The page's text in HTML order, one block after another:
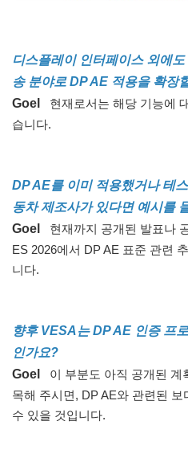
디스플레이 인터페이스 외에
송 분야로 DP AE 적용을 확장
Goel
현재로서는 해당 기능에
습니다.
DP AE를 이미 적용했거나 테
동차 제조사가 있다면 예시를
Goel
현재까지 공개된 발표나
ES 2026에서 DP AE 표준 관련
니다.
향후 VESA는 DP AE 인증 프
인가요?
Goel
이 부분도 아직 공개된 계
목해 주시면, DP AE와 관련된
수 있을 것입니다.